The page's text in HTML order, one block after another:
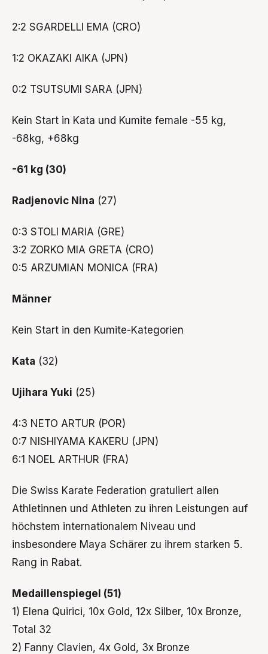
2:2 SGARDELLI EMA (CRO)
1:2 OKAZAKI AIKA (JPN)
0:2 TSUTSUMI SARA (JPN)
Kein Start in Kata und Kumite female -55 kg,
-68kg, +68kg
-61 kg (30)
Radjenovic Nina (27)
0:3 STOLI MARIA (GRE)
3:2 ZORKO MIA GRETA (CRO)
0:5 ARZUMIAN MONICA (FRA)
Männer
Kein Start in den Kumite-Kategorien
Kata (32)
Ujihara Yuki (25)
4:3 NETO ARTUR (POR)
0:7 NISHIYAMA KAKERU (JPN)
6:1 NOEL ARTHUR (FRA)
Die Swiss Karate Federation gratuliert allen
Athletinnen und Athleten zu ihren Leistungen auf
höchstem internationalem Niveau und
insbesondere Maya Schärer zu ihrem starken 5.
Rang in Rabat.
Medaillenspiegel (51)
1) Elena Quirici, 10x Gold, 12x Silber, 10x Bronze,
Total 32
2) Fanny Clavien, 4x Gold, 3x Bronze